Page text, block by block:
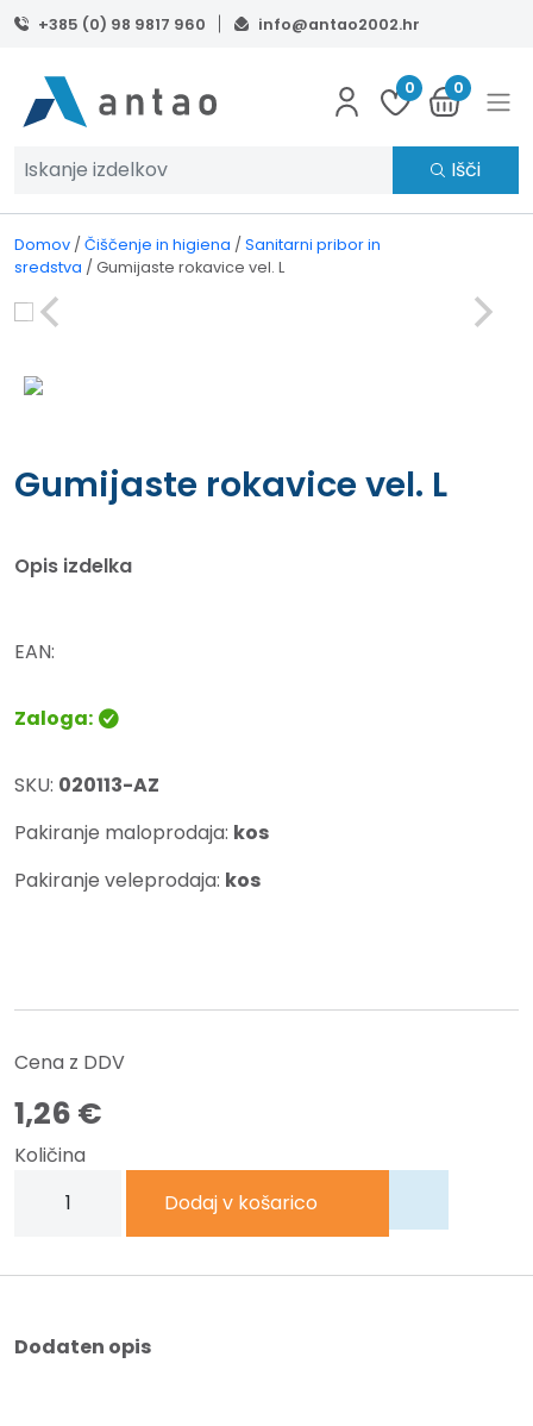
Skip to main content
+385 (0) 98 9817 960 info@antao2002.hr
0 0
Išči
Domov / Čiščenje in higiena / Sanitarni pribor in
sredstva / Gumijaste rokavice vel. L
Gumijaste rokavice vel. L
Opis izdelka
EAN:
Zaloga:
SKU: 020113-AZ
Pakiranje maloprodaja: kos
Pakiranje veleprodaja: kos
Cena z DDV
1,26 €
Količina
rokavice
L
Dodaj v košarico
Dodaten opis